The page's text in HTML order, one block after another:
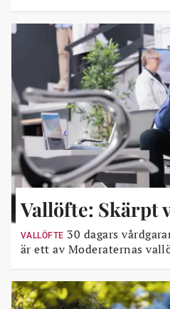
Vallöfte: Skärpt
VALLÖFTE 30 dagars
är ett av Moderaternas